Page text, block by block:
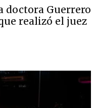
doctora Guerrero
realizó el juez